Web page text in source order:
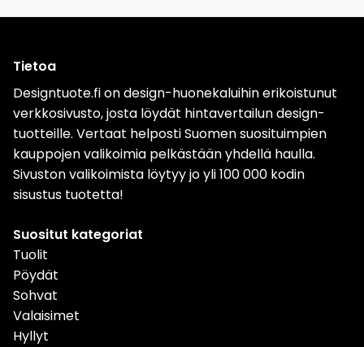
Tietoa
Designtuote.fi on design-huonekaluihin erikoistunut
verkkosivusto, josta löydät hintavertailun design-
tuotteille. Vertaat helposti Suomen suosituimpien
kauppojen valikoimia pelkästään yhdellä haulla.
Sivuston valikoimista löytyy jo yli 100 000 kodin
sisustus tuotetta!
Suositut kategoriat
Tuolit
Pöydät
Sohvat
Valaisimet
Hyllyt